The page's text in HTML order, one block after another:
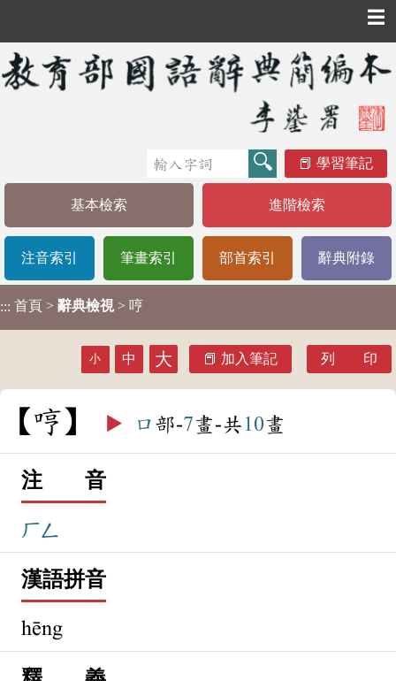
☰
學習筆記
基本檢索 進階檢索
注音索引 筆畫索引 部首索引 辭典附錄
::: 首頁 > 辭典檢視 > 哼
小 中 大 加入筆記 列 印
哼 ▶️ 口 部-7畫-共 10畫
注 音
ㄏㄥ
漢語拼音
hēng